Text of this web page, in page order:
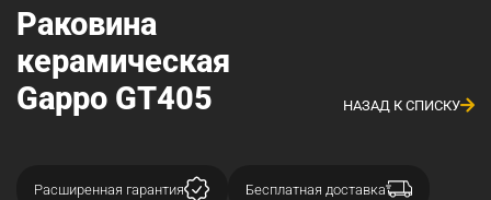
Раковина
керамическая
Gappo GT405
НАЗАД К СПИСКУ
Расширенная гарантия Бесплатная доставка